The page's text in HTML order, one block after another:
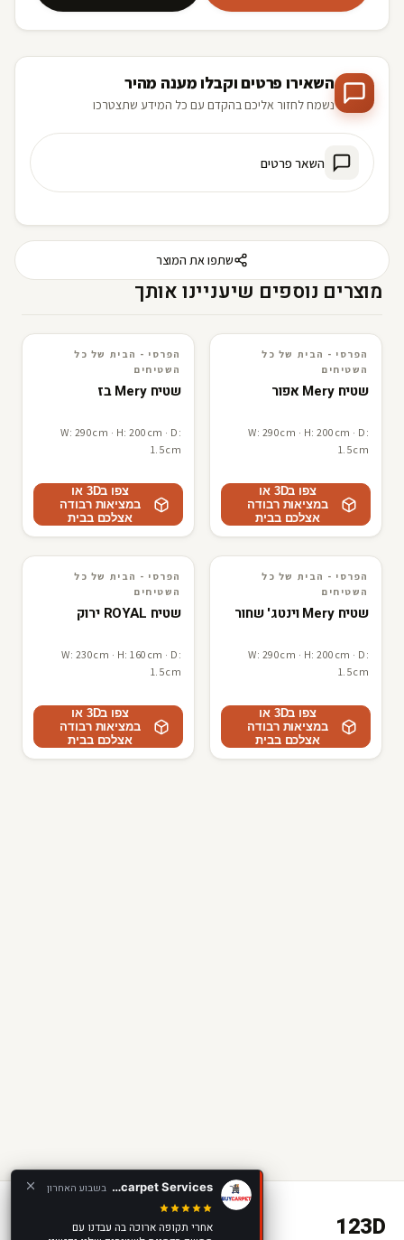
השאירו פרטים וקבלו מענה מהיר
נשמח לחזור אליכם בהקדם עם כל המידע שתצטרכו
השאר פרטים
שתפו את המוצר
מוצרים נוספים שיעניינו אותך
3D · AR הפרסי - הבית של כל השטיחים
הפרסי - הבית של כל
השטיחים
שטיח Mery אפור
W: 290cm · H: 200cm · D:
1.5cm
צפו ב3D או
במציאות רבודה
אצלכם בבית
3D · AR הפרסי - הבית של כל השטיחים
הפרסי - הבית של כל
השטיחים
שטיח Mery בז
W: 290cm · H: 200cm · D:
1.5cm
צפו ב3D או
במציאות רבודה
אצלכם בבית
3D · AR הפרסי - הבית של כל השטיחים
הפרסי - הבית של כל
השטיחים
שטיח Mery וינטג' שחור
W: 290cm · H: 200cm · D:
1.5cm
צפו ב3D או
במציאות רבודה
אצלכם בבית
3D · AR הפרסי - הבית של כל השטיחים
הפרסי - הבית של כל
השטיחים
שטיח ROYAL ירוק
W: 230cm · H: 160cm · D:
1.5cm
צפו ב3D או
במציאות רבודה
אצלכם בבית
123D
Buycarpet Services בשבוע האחרון
אחרי תקופה ארוכה בה עבדנו עם